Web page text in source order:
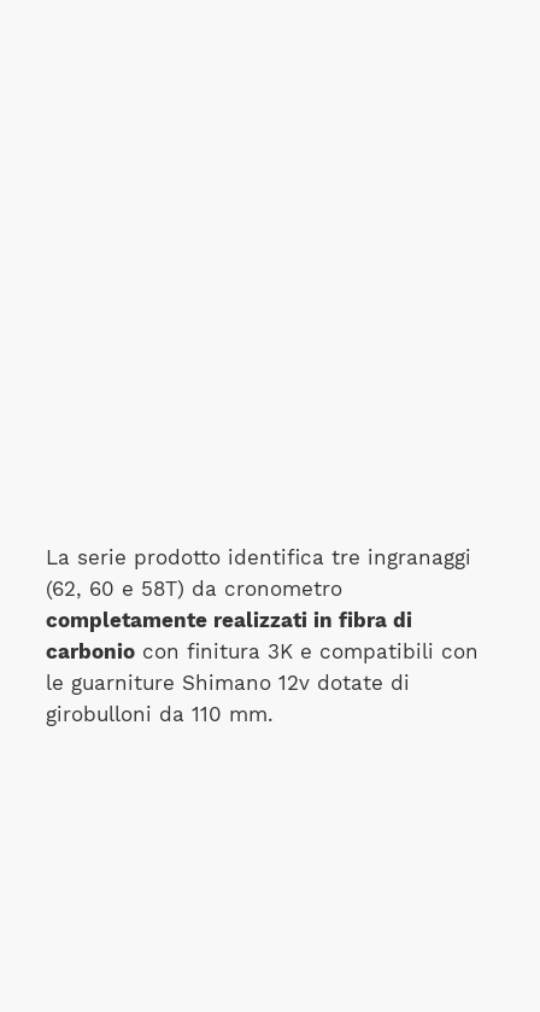
La serie prodotto identifica tre ingranaggi
(62, 60 e 58T) da cronometro
completamente realizzati in fibra di
carboniocon finitura 3K e compatibili con
le guarniture Shimano 12v dotate di
girobulloni da 110 mm.